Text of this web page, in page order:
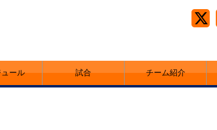
ール 試合 チーム紹介